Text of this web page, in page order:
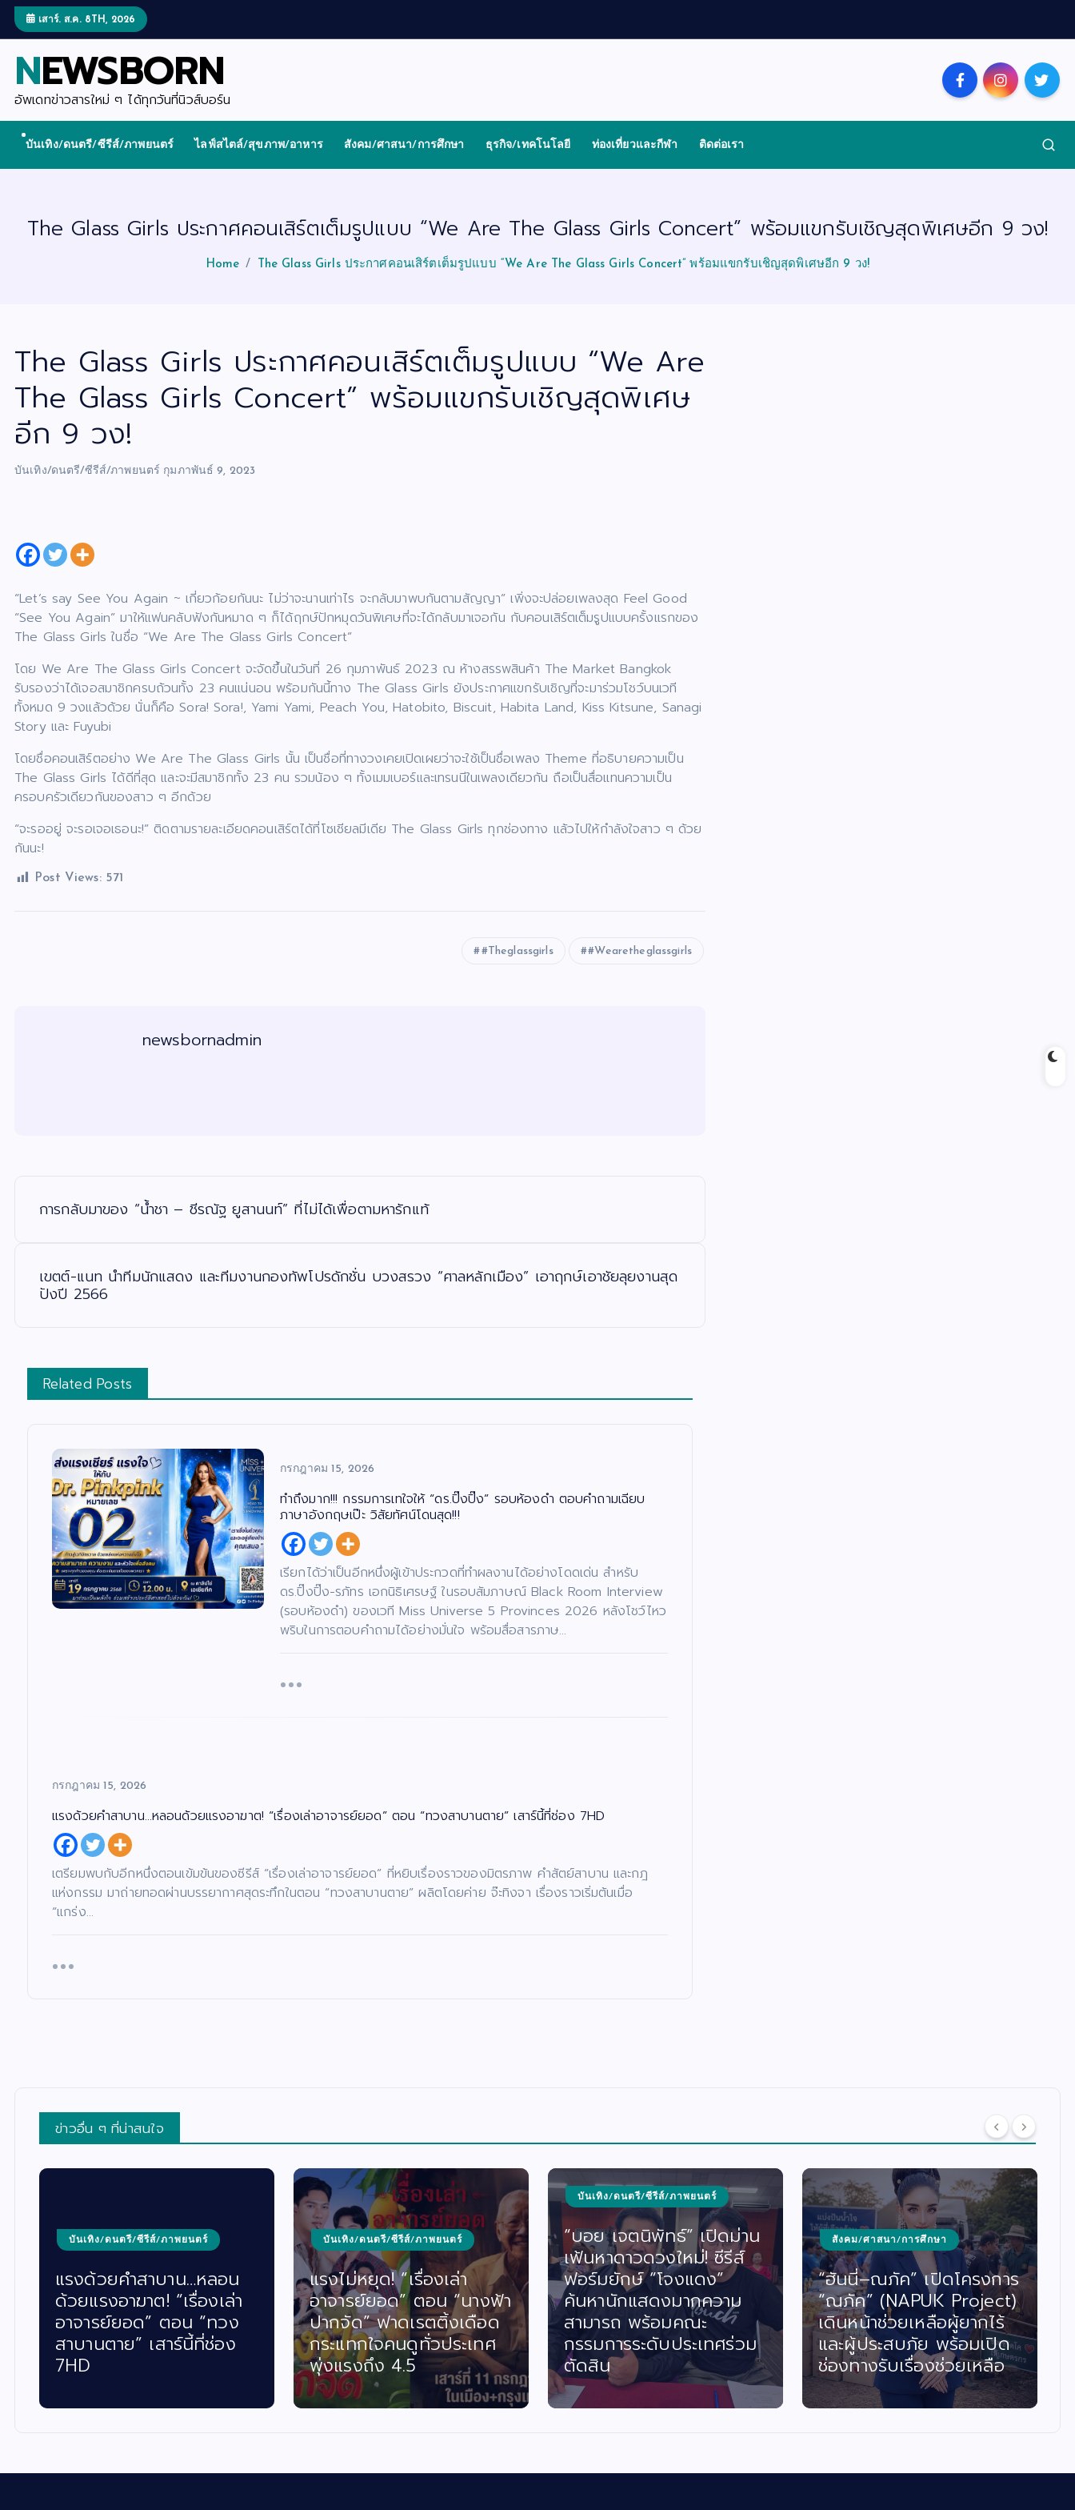
t
เสาร์. ส.ค. 8TH, 2026
NEWSBORN
อัพเดทข่าวสารใหม่ ๆ ได้ทุกวันที่นิวส์บอร์น
บันเทิง/ดนตรี/ซีรีส์/ภาพยนตร์ ไลฟ์สไตล์/สุขภาพ/อาหาร สังคม/ศาสนา/การศึกษา ธุรกิจ/เทคโนโลยี ท่องเที่ยวและกีฬา ติดต่อเรา
The Glass Girls ประกาศคอนเสิร์ตเต็มรูปแบบ “We Are The Glass Girls Concert” พร้อมแขกรับเชิญสุดพิเศษอีก 9 วง!
Home The Glass Girls ประกาศคอนเสิร์ตเต็มรูปแบบ “We Are The Glass Girls Concert” พร้อมแขกรับเชิญสุดพิเศษอีก 9 วง!
The Glass Girls ประกาศคอนเสิร์ตเต็มรูปแบบ “We Are
The Glass Girls Concert” พร้อมแขกรับเชิญสุดพิเศษ
อีก 9 วง!
บันเทิง/ดนตรี/ซีรีส์/ภาพยนตร์ กุมภาพันธ์ 9, 2023
“Let’s say See You Again ~ เกี่ยวก้อยกันนะ ไม่ว่าจะนานเท่าไร จะกลับมาพบกันตามสัญญา” เพิ่งจะปล่อยเพลงสุด Feel Good
“See You Again” มาให้แฟนคลับฟังกันหมาด ๆ ก็ได้ฤกษ์ปักหมุดวันพิเศษที่จะได้กลับมาเจอกัน กับคอนเสิร์ตเต็มรูปแบบครั้งแรกของ
The Glass Girls ในชื่อ “We Are The Glass Girls Concert”
โดย We Are The Glass Girls Concert จะจัดขึ้นในวันที่ 26 กุมภาพันธ์ 2023 ณ ห้างสรรพสินค้า The Market Bangkok
รับรองว่าได้เจอสมาชิกครบถ้วนทั้ง 23 คนแน่นอน พร้อมกันนี้ทาง The Glass Girls ยังประกาศแขกรับเชิญที่จะมาร่วมโชว์บนเวที
ทั้งหมด 9 วงแล้วด้วย นั่นก็คือ Sora! Sora!, Yami Yami, Peach You, Hatobito, Biscuit, Habita Land, Kiss Kitsune, Sanagi
Story และ Fuyubi
โดยชื่อคอนเสิร์ตอย่าง We Are The Glass Girls นั้น เป็นชื่อที่ทางวงเคยเปิดเผยว่าจะใช้เป็นชื่อเพลง Theme ที่อธิบายความเป็น
The Glass Girls ได้ดีที่สุด และจะมีสมาชิกทั้ง 23 คน รวมน้อง ๆ ทั้งเมมเบอร์และเทรนนีในเพลงเดียวกัน ถือเป็นสื่อแทนความเป็น
ครอบครัวเดียวกันของสาว ๆ อีกด้วย
“จะรออยู่ จะรอเจอเธอนะ!” ติดตามรายละเอียดคอนเสิร์ตได้ที่โซเชียลมีเดีย The Glass Girls ทุกช่องทาง แล้วไปให้กำลังใจสาว ๆ ด้วย
กันนะ!
Post Views: 571
#Theglassgirls #Wearetheglassgirls
newsbornadmin
การกลับมาของ “น้ำชา – ชีรณัฐ ยูสานนท์” ที่ไม่ได้เพื่อตามหารักแท้
เขตต์-แนท นำทีมนักแสดง และทีมงานกองทัพโปรดักชั่น บวงสรวง “ศาลหลักเมือง” เอาฤกษ์เอาชัยลุยงานสุด
ปังปี 2566
Related Posts
กรกฎาคม 15, 2026
ทำถึงมาก!!! กรรมการเทใจให้ “ดร.ปิ๊งปิ๊ง” รอบห้องดำ ตอบคำถามเฉียบ
ภาษาอังกฤษเป๊ะ วิสัยทัศน์โดนสุด!!!
เรียกได้ว่าเป็นอีกหนึ่งผู้เข้าประกวดที่ทำผลงานได้อย่างโดดเด่น สำหรับ
ดร.ปิ๊งปิ๊ง-รภัทร เอกนิธิเศรษฐ์ ในรอบสัมภาษณ์ Black Room Interview
(รอบห้องดำ) ของเวที Miss Universe 5 Provinces 2026 หลังโชว์ไหว
พริบในการตอบคำถามได้อย่างมั่นใจ พร้อมสื่อสารภาษ…
กรกฎาคม 15, 2026
แรงด้วยคำสาบาน…หลอนด้วยแรงอาฆาต! “เรื่องเล่าอาจารย์ยอด” ตอน “ทวงสาบานตาย” เสาร์นี้ที่ช่อง 7HD
เตรียมพบกับอีกหนึ่งตอนเข้มข้นของซีรีส์ “เรื่องเล่าอาจารย์ยอด” ที่หยิบเรื่องราวของมิตรภาพ คำสัตย์สาบาน และกฎ
แห่งกรรม มาถ่ายทอดผ่านบรรยากาศสุดระทึกในตอน “ทวงสาบานตาย” ผลิตโดยค่าย จ๊ะทิงจา เรื่องราวเริ่มต้นเมื่อ
“แกร่ง…
ข่าวอื่น ๆ ที่น่าสนใจ
บันเทิง/ดนตรี/ซีรีส์/ภาพยนตร์
แรงด้วยคำสาบาน…หลอน
ด้วยแรงอาฆาต! “เรื่องเล่า
อาจารย์ยอด” ตอน “ทวง
สาบานตาย” เสาร์นี้ที่ช่อง
7HD
บันเทิง/ดนตรี/ซีรีส์/ภาพยนตร์
แรงไม่หยุด! “เรื่องเล่า
อาจารย์ยอด” ตอน “นางฟ้า
ปากจัด” ฟาดเรตติ้งเดือด
กระแทกใจคนดูทั่วประเทศ
พุ่งแรงถึง 4.5
บันเทิง/ดนตรี/ซีรีส์/ภาพยนตร์
“บอย เจตนิพัทธ์” เปิดม่าน
เฟ้นหาดาวดวงใหม่! ซีรีส์
ฟอร์มยักษ์ “โจงแดง”
ค้นหานักแสดงมากความ
สามารถ พร้อมคณะ
กรรมการระดับประเทศร่วม
ตัดสิน
สังคม/ศาสนา/การศึกษา
“ฮันนี่–ณภัค” เปิดโครงการ
“ณภัค” (NAPUK Project)
เดินหน้าช่วยเหลือผู้ยากไร้
และผู้ประสบภัย พร้อมเปิด
ช่องทางรับเรื่องช่วยเหลือ